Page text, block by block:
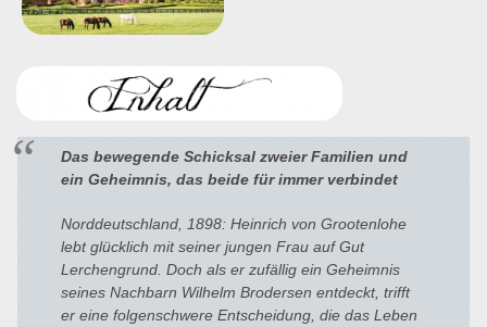
Das bewegende Schicksal zweier Familien und
ein Geheimnis, das beide für immer verbindet
Norddeutschland, 1898: Heinrich von Grootenlohe
lebt glücklich mit seiner jungen Frau auf Gut
Lerchengrund. Doch als er zufällig ein Geheimnis
seines Nachbarn Wilhelm Brodersen entdeckt, trifft
er eine folgenschwere Entscheidung, die das Leben